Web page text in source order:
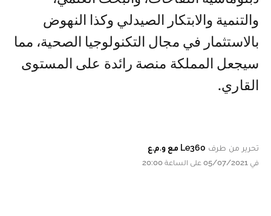
والتنمية والابتكار الصيدلي وكذا النهوض
بالاستثمار في مجال التكنولوجيا الصحية، مما
سيجعل المملكة منصة رائدة على المستوى
القاري.
تحرير من طرف Le360 مع و.م.ع
في 05/07/2021 على الساعة 20:00